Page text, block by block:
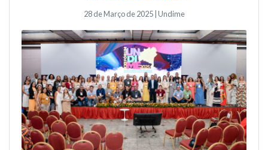
28 de Março de 2025 | Undime